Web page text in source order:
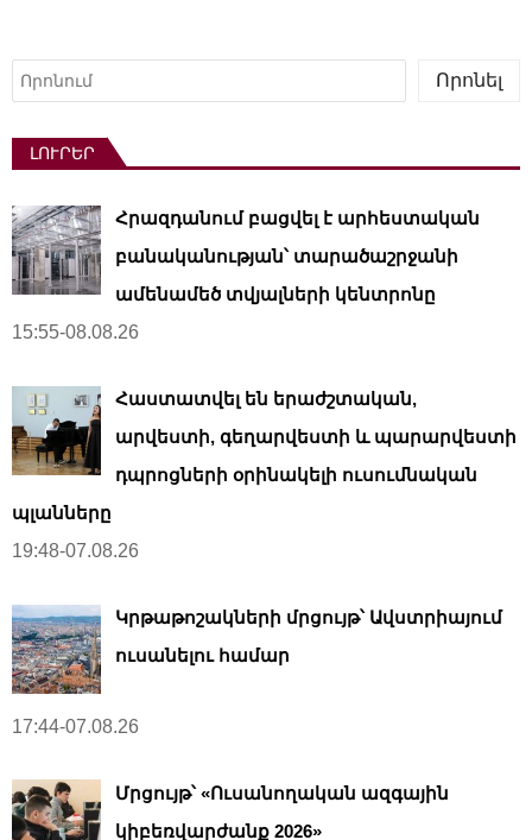
Որոնել
Որոնել
ԼՈՒՐԵՐ
Հրազդանում բացվել է արհեստական ​​
բանականության՝ տարածաշրջանի
ամենամեծ տվյալների կենտրոնը
15:55-08.08.26
Հաստատվել են երաժշտական,
արվեստի, գեղարվեստի և պարարվեստի
դպրոցների օրինակելի ուսումնական
պլանները
19:48-07.08.26
Կրթաթոշակների մրցույթ՝ Ավստրիայում
ուսանելու համար
17:44-07.08.26
Մրցույթ՝ «Ուսանողական ազգային
կիբեռվարժանք 2026»